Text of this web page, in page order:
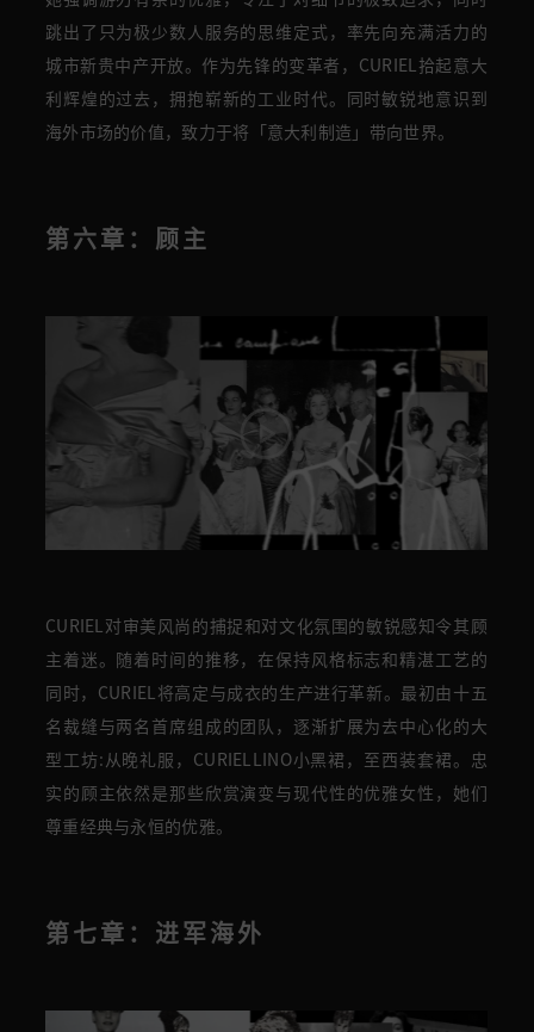
跳出了只为极少数人服务的思维定式，率先向充满活力的
城市新贵中产开放。作为先锋的变革者，CURIEL拾起意大
利辉煌的过去，拥抱崭新的工业时代。同时敏锐地意识到
海外市场的价值，致力于将「意大利制造」带向世界。
第六章：顾主
CURIEL对审美风尚的捕捉和对文化氛围的敏锐感知令其顾
主着迷。随着时间的推移，在保持风格标志和精湛工艺的
同时，CURIEL将高定与成衣的生产进行革新。最初由十五
名裁缝与两名首席组成的团队，逐渐扩展为去中心化的大
型工坊:从晚礼服，CURIELLINO小黑裙，至西装套裙。忠
实的顾主依然是那些欣赏演变与现代性的优雅女性，她们
尊重经典与永恒的优雅。
第七章：进军海外